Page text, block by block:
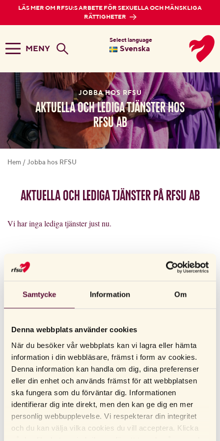
Samtycke Information Om
Denna webbplats använder cookies
När du besöker vår webbplats kan vi lagra eller hämta
information i din webbläsare, främst i form av cookies.
Denna information kan handla om dig, dina preferenser
eller din enhet och används främst för att webbplatsen
ska fungera som du förväntar dig. Informationen
identifierar dig inte direkt, men den kan ge dig en mer
personlig webbupplevelse. Vi respekterar din integritet
och du kan välja vilka cookies du vill acceptera. Klicka
LÄS MER OM RFSU:S ARBETE FÖR SEXUELLA OCH MÄNSKLIGA
RÄTTIGHETER
MENY
Select language
Svenska
JOBBA HOS RFSU
Aktuella och lediga tjänster hos
RFSU AB
Hem / Jobba hos RFSU
Aktuella och lediga tjänster på RFSU AB
Vi har inga lediga tjänster just nu.
anställda i Sverige, Norge och Finland med dotterbolag i Oslo
och Helsingfors.
på apotek och via internet.
Organisationen säljer produkter inom kategorierna; kondomer,
hemtester, glidmedel, läppbalsam, kvinnlig intimhälsa,
klimakteriet och sex, och är marknadsledande inom
kondomkategorin i Norden med våra varumärken RFSU och
Tunto.
Vi är också distributör för det amerikanska läppbalsamet
Carmex i Norden.